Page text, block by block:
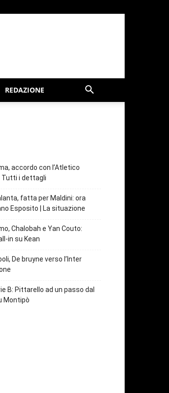
REDAZIONE
accordo con l’Atletico
Tutti i dettagli
fatta per Maldini: ora
Esposito | La situazione
Chalobah e Yan Couto:
in su Kean
De bruyne verso l’Inter
B: Pittarello ad un passo dal
Montipò